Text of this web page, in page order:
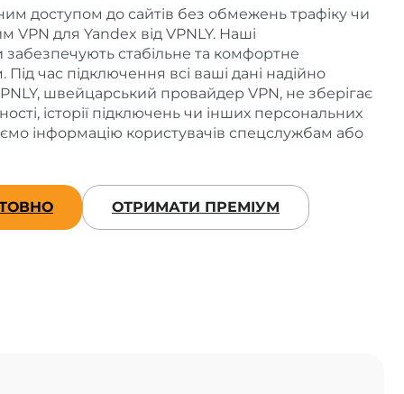
доступом до сайтів без обмежень трафіку чи
VPN для Yandex від VPNLY. Наші
забезпечують стабільне та комфортне
час підключення всі ваші дані надійно
швейцарський провайдер VPN, не зберігає
історії підключень чи інших персональних
інформацію користувачів спецслужбам або
ОТРИМАТИ ПРЕМІУМ